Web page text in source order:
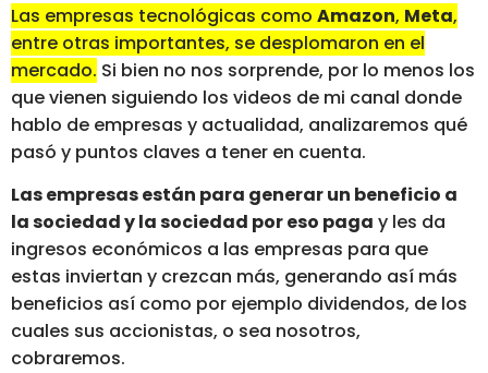
Las empresas tecnológicas como Amazon, Meta,
entre otras importantes, se desplomaron en el
mercado. Si bien no nos sorprende, por lo menos los
que vienen siguiendo los videos de mi canal donde
hablo de empresas y actualidad, analizaremos qué
pasó y puntos claves a tener en cuenta.
Las empresas están para generar un beneficio a
la sociedad y la sociedad por eso paga y les da
ingresos económicos a las empresas para que
estas inviertan y crezcan más, generando así más
beneficios así como por ejemplo dividendos, de los
cuales sus accionistas, o sea nosotros,
cobraremos.